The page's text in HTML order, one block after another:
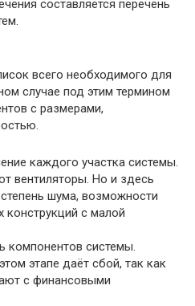
составляется перечень
всего необходимого для
случае под этим термином
с размерами,
каждого участка системы.
вентиляторы. Но и здесь
шума, возможности
конструкций с малой
компонентов системы.
этапе даёт сбой, так как
с финансовыми